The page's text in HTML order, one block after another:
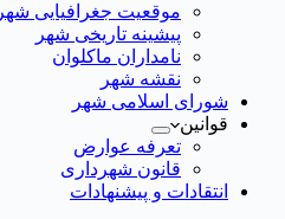
موقعیت جغرافیایی شهر
پیشینه تاریخی شهر
نامداران ماکلوان
نقشه شهر
شورای اسلامی شهر
قوانین
تعرفه عوارض
قانون شهرداری
انتقادات و پیشنهادات